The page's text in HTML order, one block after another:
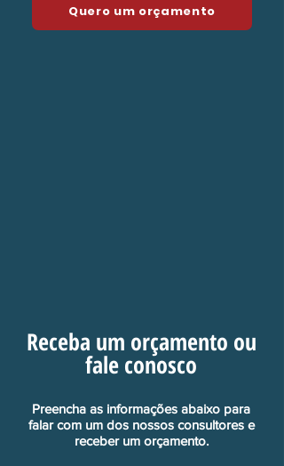
Quero um orçamento
Receba um orçamento ou
fale conosco
Preencha as informações abaixo para
falar com um dos nossos consultores e
receber um orçamento.